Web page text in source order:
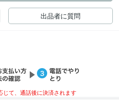
出品者に質問
じて、通話後に決済されます